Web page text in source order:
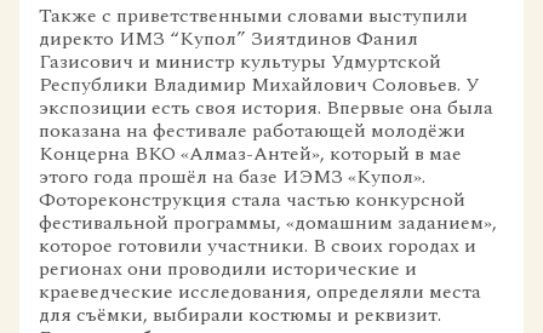
Также с приветственными словами выступили
директо ИМЗ “Купол” Зиятдинов Фанил
Газисович и министр культуры Удмуртской
Республики Владимир Михайлович Соловьев. У
экспозиции есть своя история. Впервые она была
показана на фестивале работающей молодёжи
Концерна ВКО «Алмаз-Антей», который в мае
этого года прошёл на базе ИЭМЗ «Купол».
Фотореконструкция стала частью конкурсной
фестивальной программы, «домашним заданием»,
которое готовили участники. В своих городах и
регионах они проводили исторические и
краеведческие исследования, определяли места
для съёмки, выбирали костюмы и реквизит.